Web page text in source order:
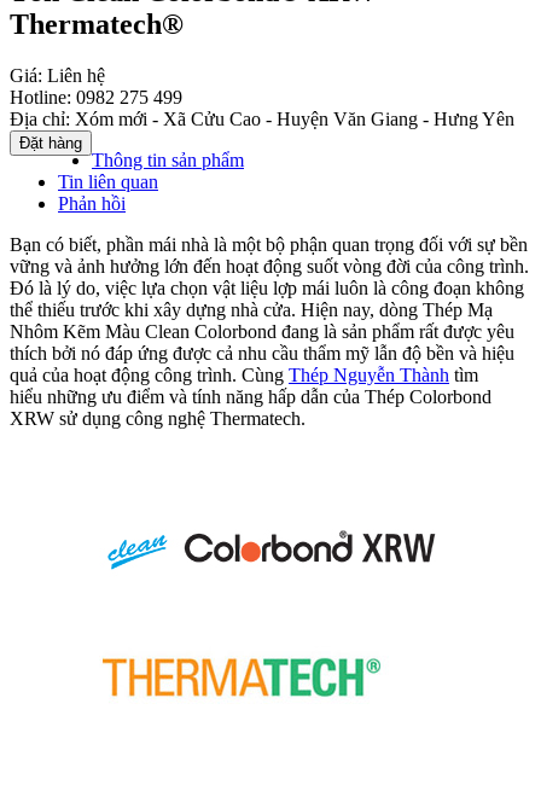
Thermatech®
Giá: Liên hệ
Hotline: 0982 275 499
Địa chỉ: Xóm mới - Xã Cửu Cao - Huyện Văn Giang - Hưng Yên
Thông tin sản phẩm
Tin liên quan
Phản hồi
Bạn có biết, phần mái nhà là một bộ phận quan trọng đối với sự bền
vững và ảnh hưởng lớn đến hoạt động suốt vòng đời của công trình.
Đó là lý do, việc lựa chọn vật liệu lợp mái luôn là công đoạn không
thể thiếu trước khi xây dựng nhà cửa. Hiện nay, dòng Thép Mạ
Nhôm Kẽm Màu Clean Colorbond đang là sản phẩm rất được yêu
thích bởi nó đáp ứng được cả nhu cầu thẩm mỹ lẫn độ bền và hiệu
quả của hoạt động công trình. Cùng Thép Nguyễn Thành tìm
hiểu những ưu điểm và tính năng hấp dẫn của Thép Colorbond
XRW sử dụng công nghệ Thermatech.